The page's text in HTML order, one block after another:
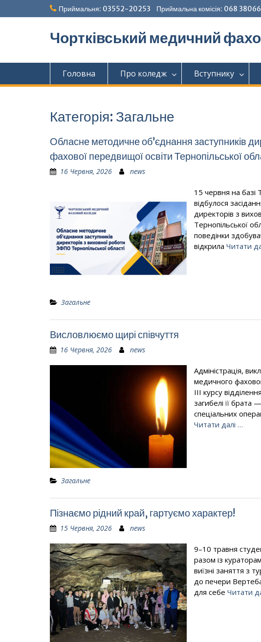
до
Приймальня: 03552-20253 Приймальна комісія: 068
Чортківський медичний
Головна Про коледж Вступнику
Категорія: Загальне
Обласне методичне об’єднання заступників
фахової передвищої освіти Тернопільської
16 Червня, 2026 news
15 червня на базі
відбулося
директорів з
Тернопільської
поведінки
відкрила Читати
Загальне
Висловлюємо щирі співчуття
16 Червня, 2026 news
Адміністрація,
медичного
ІІІ курсу
загибелі її брата
спеціальних
Читати далі …
Загальне
Пізнаємо рідний край, гартуємо характер!
15 Червня, 2026 news
9–10 травня
разом із
виїзні заняття з
до печери
для себе Читати